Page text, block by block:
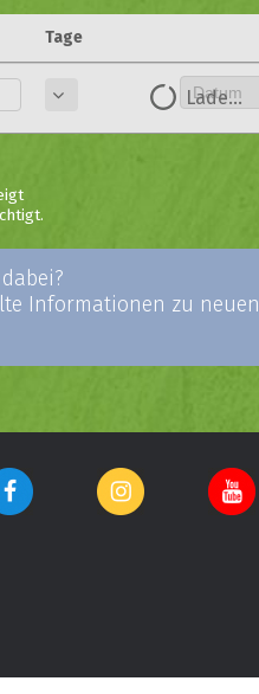
Tage
Lade...
Informationen zu neuen